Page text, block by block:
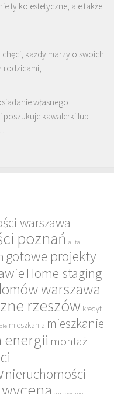
tylko estetyczne, ale także
każdy marzy o swoich
rodzicami, …
własnego
poszukuje kawalerki lub
warszawa
poznań auta
gotowe projekty
Home staging
warszawa
rzeszów kredyt
mieszkania mieszkanie
energii montaż
nieruchomości